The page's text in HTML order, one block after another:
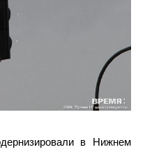
в Нижнем